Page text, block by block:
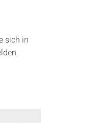
sich in